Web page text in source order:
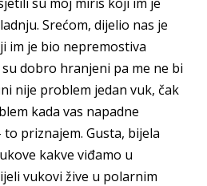
Srećom, dijelio nas je
im je bio nepremostiva
dobro hranjeni pa me ne bi
nije problem jedan vuk, čak
kada vas napadne
priznajem. Gusta, bijela
kakve viđamo u
vukovi žive u polarnim